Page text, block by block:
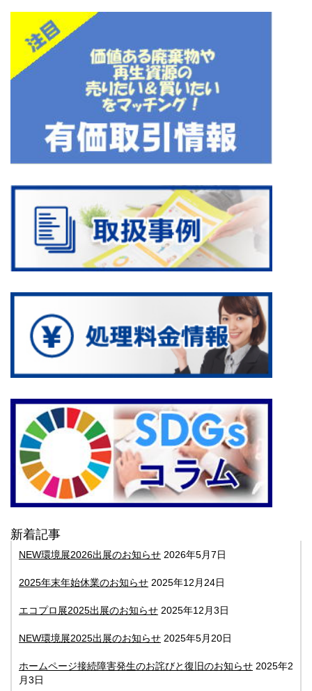
新着記事
NEW環境展2026出展のお知らせ 2026年5月7日
2025年末年始休業のお知らせ 2025年12月24日
エコプロ展2025出展のお知らせ 2025年12月3日
NEW環境展2025出展のお知らせ 2025年5月20日
ホームページ接続障害発生のお詫びと復旧のお知らせ 2025年2
月3日